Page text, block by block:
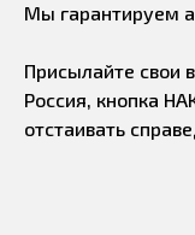
Мы гарантируем
Присылайте свои
Россия, кнопка
отстаивать